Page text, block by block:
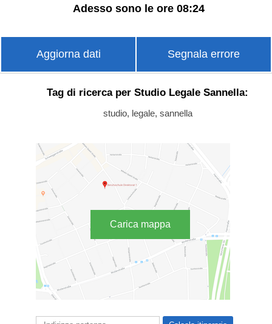
Adesso sono le ore 08:24
Aggiorna dati Segnala errore
Tag di ricerca per Studio Legale Sannella:
studio, legale, sannella
Carica mappa